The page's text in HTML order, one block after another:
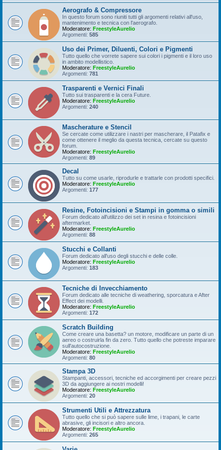
Aerografo & Compressore
In questo forum sono riuniti tutti gli argomenti relativi all'uso,
mantenimento e tecnica con l'aerografo.
Moderatore: FreestyleAurelio
Argomenti: 585
Uso dei Primer, Diluenti, Colori e Pigmenti
Tutto quello che vorrete sapere sui colori i pigmenti e il loro uso
in ambito modellistico.
Moderatore: FreestyleAurelio
Argomenti: 781
Trasparenti e Vernici Finali
Tutto sui trasparenti e la cera Future.
Moderatore: FreestyleAurelio
Argomenti: 240
Mascherature e Stencil
Se cercate come utilizzare i nastri per mascherare, il Patafix e
come ottenere il meglio da questa tecnica, cercate su questo
forum.
Moderatore: FreestyleAurelio
Argomenti: 89
Decal
Tutto su come usarle, riprodurle e trattarle con prodotti specifici.
Moderatore: FreestyleAurelio
Argomenti: 177
Resine, Fotoincisioni e Stampi in gomma o simili
Forum dedicato all'utilizzo dei set in resina e fotoincisioni
aftermarket.
Moderatore: FreestyleAurelio
Argomenti: 88
Stucchi e Collanti
Forum dedicato all'uso degli stucchi e delle colle.
Moderatore: FreestyleAurelio
Argomenti: 183
Tecniche di Invecchiamento
Forum dedicato alle tecniche di weathering, sporcatura e After
Effect dei modelli.
Moderatore: FreestyleAurelio
Argomenti: 172
Scratch Building
Come creare una basetta? un motore, modificare un parte di un
aereo o costruirla fin da zero. Tutto quello che potreste imparare
sull'autocostruzione.
Moderatore: FreestyleAurelio
Argomenti: 80
Stampa 3D
Stampanti, accessori, tecniche ed accorgimenti per creare pezzi
3D da aggiungere ai nostri modelli!
Moderatore: FreestyleAurelio
Argomenti: 20
Strumenti Utili e Attrezzatura
Tutto quello che si può sapere sulle lime, i trapani, le carte
abrasive, gli incisori e altro ancora.
Moderatore: FreestyleAurelio
Argomenti: 265